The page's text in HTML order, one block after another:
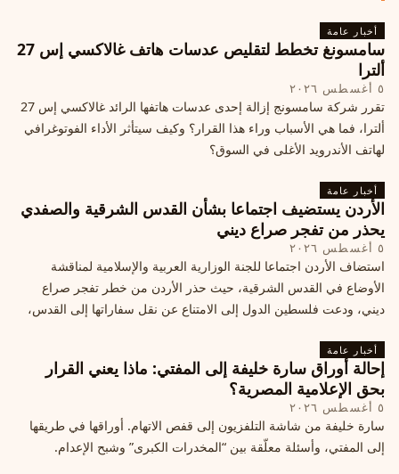
أخبار عامة
سامسونغ تخطط لتقليص عدسات هاتف غالاكسي إس 27
ألترا
٥ أغسطس ٢٠٢٦
تقرر شركة سامسونج إزالة إحدى عدسات هاتفها الرائد غالاكسي إس 27
ألترا، فما هي الأسباب وراء هذا القرار؟ وكيف سيتأثر الأداء الفوتوغرافي
لهاتف الأندرويد الأغلى في السوق؟
أخبار عامة
الأردن يستضيف اجتماعا بشأن القدس الشرقية والصفدي
يحذر من تفجر صراع ديني
٥ أغسطس ٢٠٢٦
استضاف الأردن اجتماعا للجنة الوزارية العربية والإسلامية لمناقشة
الأوضاع في القدس الشرقية، حيث حذر الأردن من خطر تفجر صراع
ديني، ودعت فلسطين الدول إلى الامتناع عن نقل سفاراتها إلى القدس،
أخبار عامة
إحالة أوراق سارة خليفة إلى المفتي: ماذا يعني القرار
بحق الإعلامية المصرية؟
٥ أغسطس ٢٠٢٦
سارة خليفة من شاشة التلفزيون إلى قفص الاتهام. أوراقها في طريقها
إلى المفتي، وأسئلة معلّقة بين “المخدرات الكبرى” وشبح الإعدام.